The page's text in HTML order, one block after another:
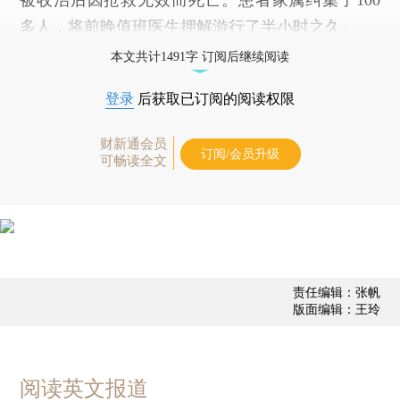
多人，将前晚值班医生押解游行了半小时之久。
本文共计1491字 订阅后继续阅读
登录 后获取已订阅的阅读权限
财新通会员
可畅读全文
订阅/会员升级
责任编辑：张帆
版面编辑：王玲
阅读英文报道